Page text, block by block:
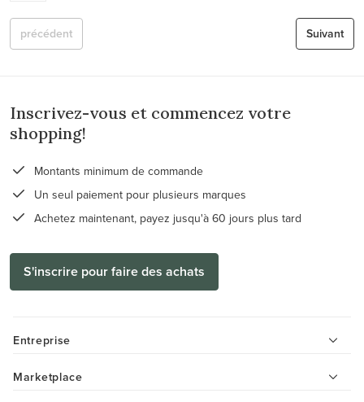
Suivant
précédent
Inscrivez-vous et commencez votre
shopping!
Montants minimum de commande
Un seul paiement pour plusieurs marques
Achetez maintenant, payez jusqu'à 60 jours plus tard
S'inscrire pour faire des achats
Entreprise
Marketplace